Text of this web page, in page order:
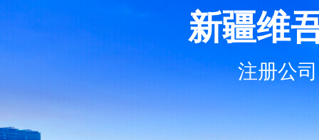
新疆维
注册公